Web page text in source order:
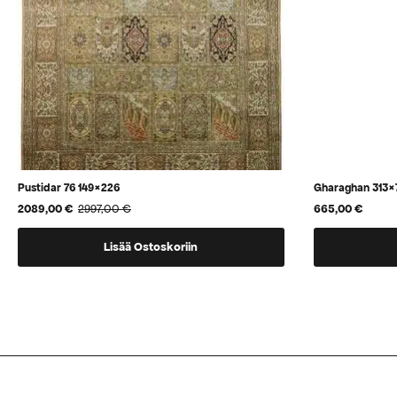
Pustidar 76 149×226
2997,00€
Alkuperäinen
hinta
2089,00€
Nykyinen
hinta
Lisää Ostoskoriin
Gharaghan
665,00€